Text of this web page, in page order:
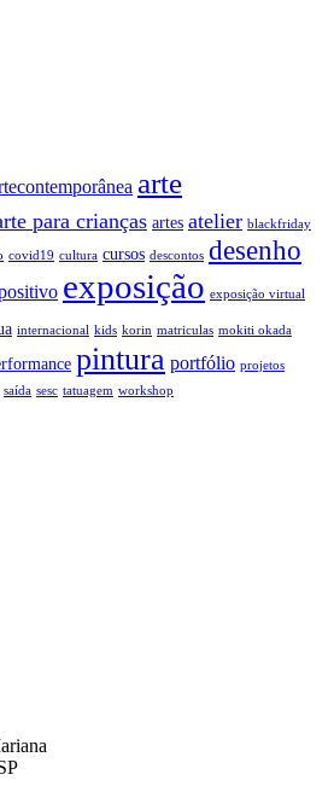
arte
para crianças artes atelier blackfriday
covid19 cultura cursos descontos desenho
exposição exposição virtual
internacional kids korin matriculas mokiti okada
pintura portfólio projetos
saída sesc tatuagem workshop